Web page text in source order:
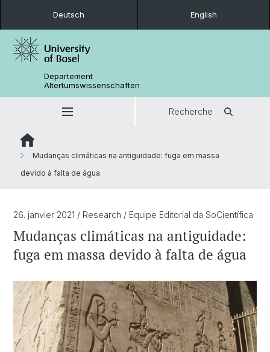
Deutsch English
Departement
Altertumswissenschaften
Recherche
Mudanças climáticas na antiguidade: fuga em massa
devido à falta de água
26. janvier 2021 / Research / Equipe Editorial da SoCientífica
Mudanças climáticas na antiguidade:
fuga em massa devido à falta de água